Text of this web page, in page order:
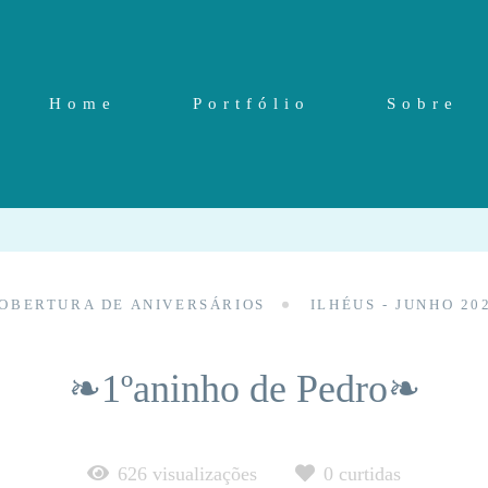
Home Portfólio Sobre
DE ANIVERSÁRIOS ILHÉUS - JUNHO
❧1ºaninho de Pedro❧
626 visualizações 0 curtidas